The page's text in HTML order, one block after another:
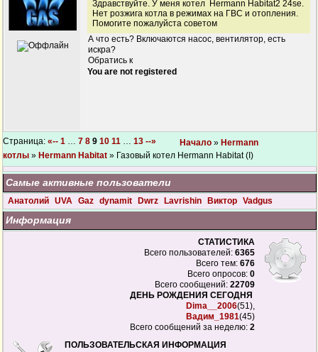
Здравствуйте. У меня котел Hermann Habitat2 24se.
Нет розжига котла в режимах на ГВС и отопления.
Помогите пожалуйста советом
А что есть? Включаются насос, вентилятор, есть
искра?
Обратись к
You are not registered
Страница: «-- 1 … 7 8 9 10 11 … 13 --» Начало » Hermann
котлы » Hermann Habitat » Газовый котел Hermann Habitat (I)
Самые активные пользователи
Анатолий UVA Gaz dynamit Dwrz Lavrishin Виктор Vadgus
Информация
СТАТИСТИКА
Всего пользователей: 6365
Всего тем: 676
Всего опросов: 0
Всего сообщений: 22709
ДЕНЬ РОЖДЕНИЯ СЕГОДНЯ
Dima__2006(51),
Вадим_1981(45)
Всего сообщений за неделю: 2
ПОЛЬЗОВАТЕЛЬСКАЯ ИНФОРМАЦИЯ